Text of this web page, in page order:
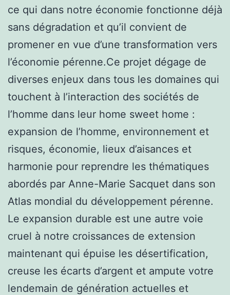
ce qui dans notre économie fonctionne déjà
sans dégradation et qu’il convient de
promener en vue d’une transformation vers
l’économie pérenne.Ce projet dégage de
diverses enjeux dans tous les domaines qui
touchent à l’interaction des sociétés de
l’homme dans leur home sweet home :
expansion de l’homme, environnement et
risques, économie, lieux d’aisances et
harmonie pour reprendre les thématiques
abordés par Anne-Marie Sacquet dans son
Atlas mondial du développement pérenne.
Le expansion durable est une autre voie
cruel à notre croissances de extension
maintenant qui épuise les désertification,
creuse les écarts d’argent et ampute votre
lendemain de génération actuelles et